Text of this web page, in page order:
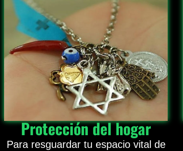
Protección del hogar
Para resguardar tu espacio vital de